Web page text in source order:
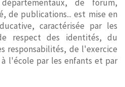
de forum,
de publications... est mise en
caractérisée par les
respect des identités, du
responsabilités, de l'exercice
l'école par les enfants et par